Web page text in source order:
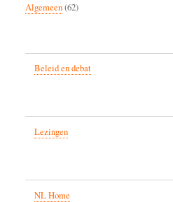
Algemeen(62)
Beleid en debat
Lezingen
NL Home